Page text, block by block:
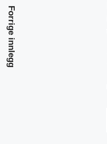
Forrige innlegg